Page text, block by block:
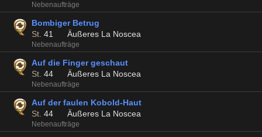
Nebenaufträge
Bombiger Betrug
St. 41 Äußeres La Noscea
Nebenaufträge
Auf die Finger geschaut
St. 44 Äußeres La Noscea
Nebenaufträge
Auf der faulen Kobold-Haut
St. 44 Äußeres La Noscea
Nebenaufträge